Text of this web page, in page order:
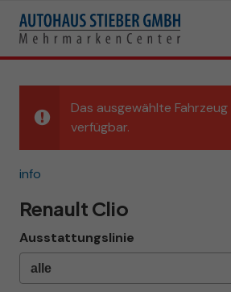
Das ausgewählte
verfügbar.
info
Renault Clio
Ausstattungslinie